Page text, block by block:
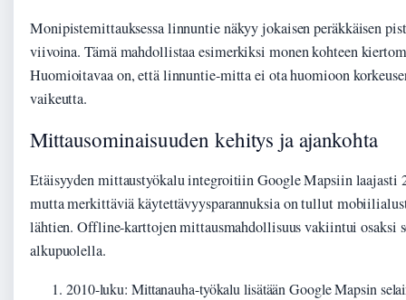
Monipistemittauksessa linnuntie näkyy jokaisen peräkkäisen
viivoina. Tämä mahdollistaa esimerkiksi monen kohteen
Huomioitavaa on, että linnuntie-mitta ei ota huomioon
vaikeutta.
Mittausominaisuuden kehitys ja ajankohta
Etäisyyden mittaustyökalu integroitiin Google Mapsiin laajasti
mutta merkittäviä käytettävyysparannuksia on tullut
lähtien. Offline-karttojen mittausmahdollisuus vakiintui osaksi
alkupuolella.
2010-luku: Mittanauha-työkalu lisätään Google Mapsin